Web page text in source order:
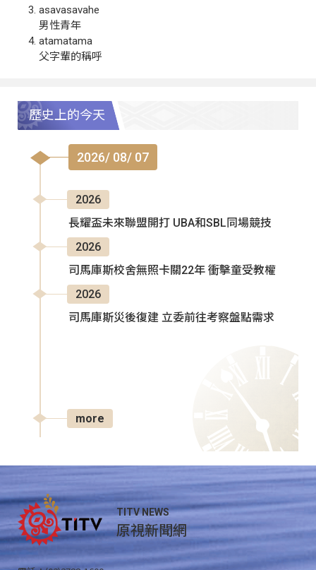
asavasavahe
男性青年
atamatama
父字輩的稱呼
歷史上的今天
2026/ 08/ 07
2026
長耀盃未來聯盟開打 UBA和SBL同場競技
2026
司馬庫斯校舍無照卡關22年 衝擊童受教權
2026
司馬庫斯災後復建 立委前往考察盤點需求
more
TITV NEWS
原視新聞網